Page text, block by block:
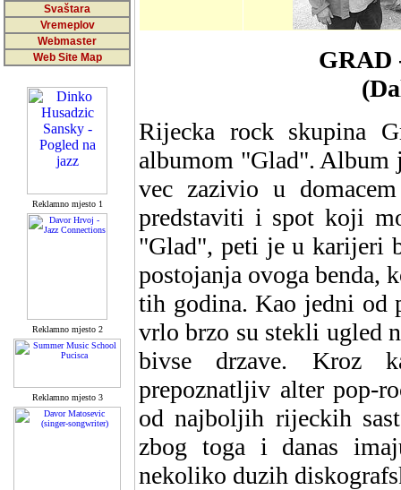
Svaštara
Vremeplov
Webmaster
Web Site Map
Reklamno mjesto 1
Reklamno mjesto 2
Reklamno mjesto 3
GRAD
Rijecka rock skupina
albumom "Glad".
vec zazivio u
predstaviti i spot koji
"Glad", peti je u karijeri
postojanja ovoga benda,
tih godina. Kao jedni od
vrlo brzo su stekli ugled
bivse drzave. Kroz
prepoznatljiv alter pop-
od najboljih rijeckih
zbog toga i danas
nekoliko duzih